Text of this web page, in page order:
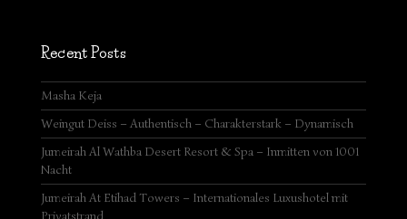
Recent Posts
Masha Keja
Weingut Deiss – Authentisch – Charakterstark – Dynamisch
Jumeirah Al Wathba Desert Resort & Spa – Inmitten von 1001
Nacht
Jumeirah At Etihad Towers – Internationales Luxushotel mit
Privatstrand